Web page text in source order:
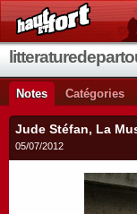
Notes Catégories
Jude Stéfan, La
05/07/2012